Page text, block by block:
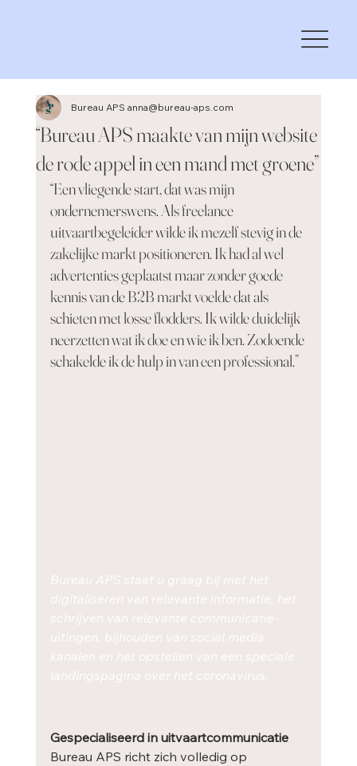
“Bureau APS maakte van mijn website
de rode appel in een mand met groene”
Bureau APS anna@bureau-aps.com
“Een vliegende start, dat was mijn
ondernemerswens. Als freelance
uitvaartbegeleider wilde ik mezelf stevig in de
zakelijke markt positioneren. Ik had al wel
advertenties geplaatst maar zonder goede
kennis van de B2B markt voelde dat als
schieten met losse flodders. Ik wilde duidelijk
neerzetten wat ik doe en wie ik ben. Zodoende
schakelde ik de hulp in van een professional.”
Bureau APS staat u graag bij met het
digitaliseren van relevante informatie, het
schrijven van relevante communicatie-
uitingen, bijhouden van social media
kanalen en het opstellen van een speciale
landingspagina over het coronavirus.
Gespecialiseerd in uitvaartcommunicatie
Bureau APS richt zich volledig op